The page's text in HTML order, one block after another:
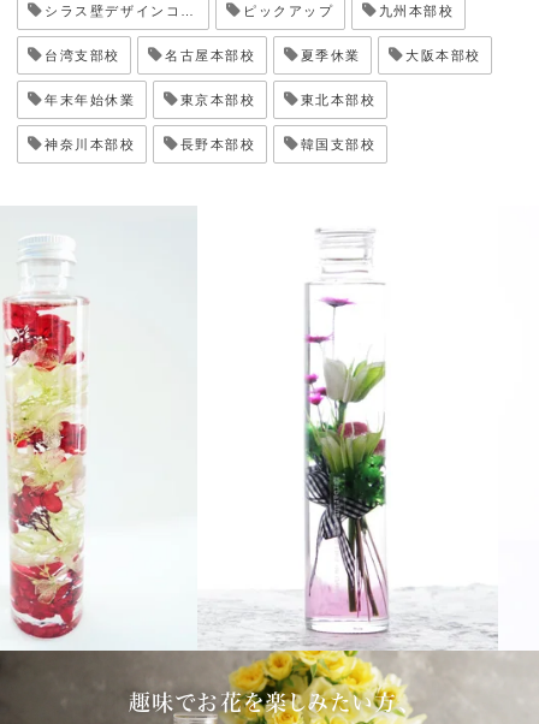
シラス壁デザインコンテスト ピックアップ 九州本部校
台湾支部校 名古屋本部校 夏季休業 大阪本部校
年末年始休業 東京本部校 東北本部校
神奈川本部校 長野本部校 韓国支部校
趣味でお花を楽しみたい方、